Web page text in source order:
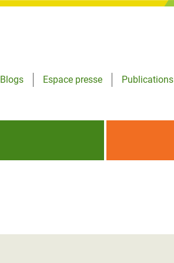
Blogs
Espace presse
Publications